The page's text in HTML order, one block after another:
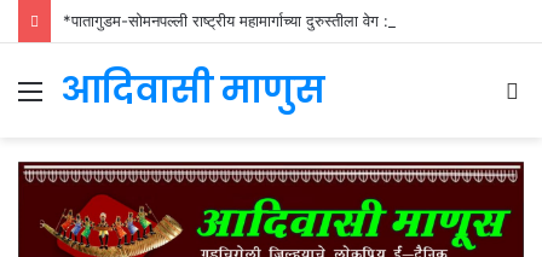
Menuआदिवासी माणुस